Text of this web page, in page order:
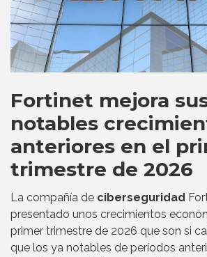
Fortinet mejora
notables
anteriores en el
trimestre de 2026
La compañía de ciberseguridad
presentado unos crecimientos
primer trimestre de 2026 que son si
que los ya notables de períodos